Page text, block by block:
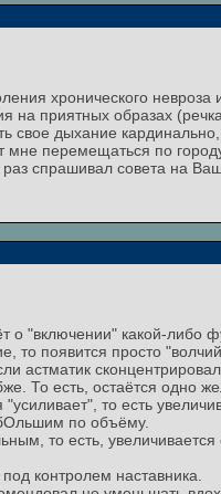
хронического невроза
на приятных образах
свое дыхание
перемещаться по
спрашивал совета на
"включении" какой-либо
появится просто
астматик
То есть, остаётся одно
то есть
бОльшим по объёму.
то есть,
контролем наставника.